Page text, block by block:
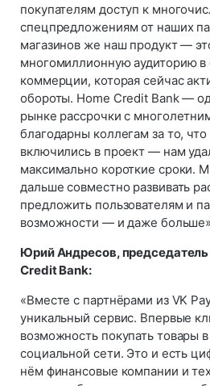
покупателям доступ к
спецпредложениям от наших
магазинов же наш продукт —
многомиллионную аудиторию в
коммерции, которая сейчас
обороты. Home Credit Bank —
рынке рассрочки с
благодарны коллегам за то,
включились в проект — нам
максимально короткие сроки.
дальше совместно развивать
предложить пользователям и
возможности — и даже
Юрий Андресов,
Credit Bank:
«Вместе с партнёрами из VK
уникальный сервис. Впервые
возможность покупать товары
социальной сети. Это и есть
нём финансовые компании и